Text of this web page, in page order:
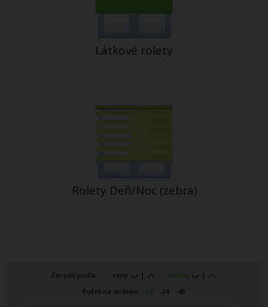
Látkové rolety
Rolety Deň/Noc (zebra)
Zoradiť podľa: ceny | názvu
|
Počet na stránke: 12 24 48